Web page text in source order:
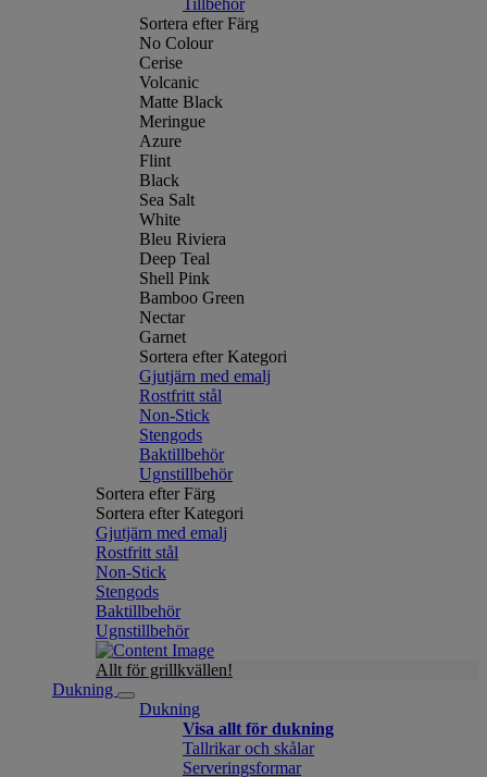
Tillbehör
Sortera efter Färg
No Colour
Cerise
Volcanic
Matte Black
Meringue
Azure
Flint
Black
Sea Salt
White
Bleu Riviera
Deep Teal
Shell Pink
Bamboo Green
Nectar
Garnet
Sortera efter Kategori
Gjutjärn med emalj
Rostfritt stål
Non-Stick
Stengods
Baktillbehör
Ugnstillbehör
Sortera efter Färg
Sortera efter Kategori
Gjutjärn med emalj
Rostfritt stål
Non-Stick
Stengods
Baktillbehör
Ugnstillbehör
Allt för grillkvällen!
Dukning
Dukning
Visa allt för dukning
Tallrikar och skålar
Serveringsformar